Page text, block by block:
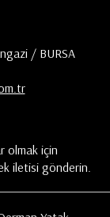
/ BURSA
olmak için
iletisi gönderin.